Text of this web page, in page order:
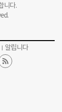
니다.
알립니다